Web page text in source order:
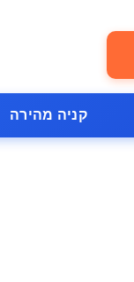
קניה מהירה